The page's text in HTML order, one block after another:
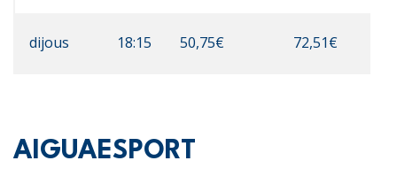
dijous 18:15 50,75€ 72,51€
AIGUAESPORT